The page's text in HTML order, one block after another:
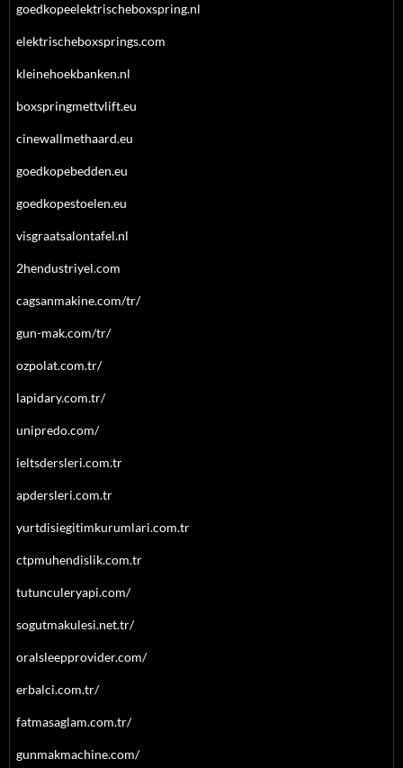
goedkopeelektrischeboxspring.nl
elektrischeboxsprings.com
kleinehoekbanken.nl
boxspringmettvlift.eu
cinewallmethaard.eu
goedkopebedden.eu
goedkopestoelen.eu
visgraatsalontafel.nl
2hendustriyel.com
cagsanmakine.com/tr/
gun-mak.com/tr/
ozpolat.com.tr/
lapidary.com.tr/
unipredo.com/
ieltsdersleri.com.tr
apdersleri.com.tr
yurtdisiegitimkurumlari.com.tr
ctpmuhendislik.com.tr
tutunculeryapi.com/
sogutmakulesi.net.tr/
oralsleepprovider.com/
erbalci.com.tr/
fatmasaglam.com.tr/
gunmakmachine.com/